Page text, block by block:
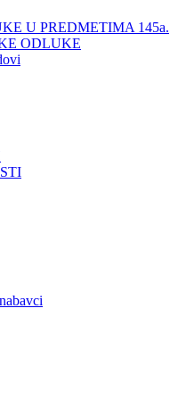
U PREDMETIMA 145a.
ODLUKE